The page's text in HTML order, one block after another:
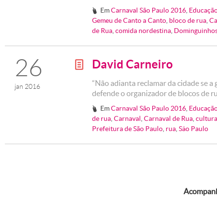
# EmCarnaval São Paulo 2016
Gemeu de Canto a Canto bloco de rua
de Rua comida nordestina
26
jan 2016
g David Carneiro
“Não adianta reclamar da cidade se a
defende o organizador de blocos de
# EmCarnaval São Paulo 2016
de rua Carnaval Carnaval de Rua cultura
Prefeitura de São Paulo rua Sâo Paulo